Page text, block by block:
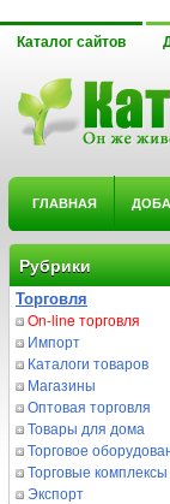
Каталог сайтов
ГЛАВНАЯ
Рубрики
Торговля
On-line торговля
Импорт
Каталоги товаров
Магазины
Оптовая торговля
Товары для дома
Торговое
Торговые комплексы
Экспорт